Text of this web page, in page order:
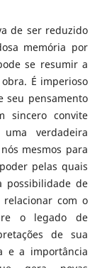
de ser reduzido
memória por
se resumir a
É imperioso
seu pensamento
sincero convite
verdadeira
mesmos para
pelas quais
possibilidade de
com o
o legado de
de sua
e a importância